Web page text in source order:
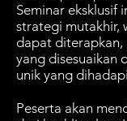
Seminar eksklusif
strategi mutakhir,
dapat diterapkan,
yang disesuaikan
unik yang
Peserta akan